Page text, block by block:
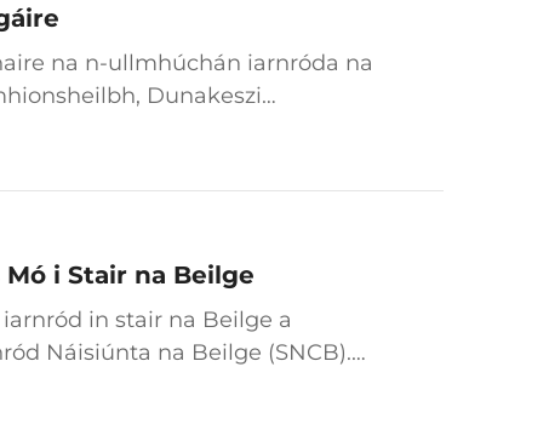
na n-ullmhúchán iarnróda na
Dunakeszi
i Stair na Beilge
in stair na Beilge a
Náisiúnta na Beilge (SNCB).
le crích fadtréimhse 12 bliana a